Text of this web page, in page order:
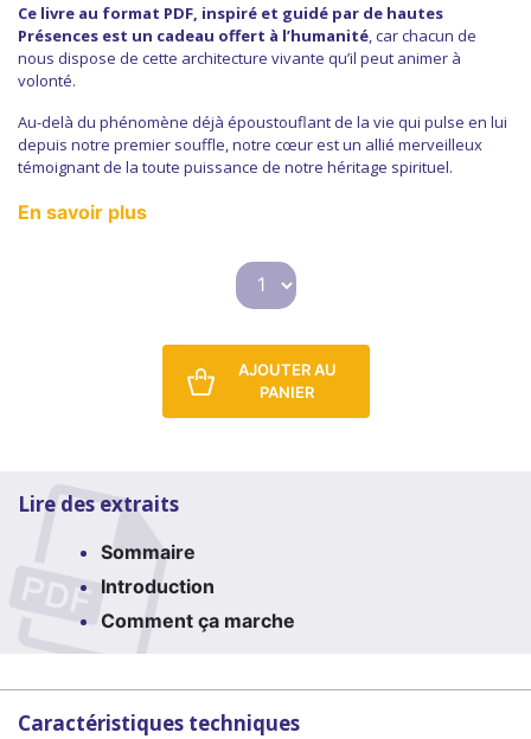
Ce livre au format PDF, inspiré et guidé par de hautes
Présences est un cadeau offert à l’humanité, car chacun de
nous dispose de cette architecture vivante qu’il peut animer à
volonté.
Au-delà du phénomène déjà époustouflant de la vie qui pulse en lui
depuis notre premier souffle, notre cœur est un allié merveilleux
témoignant de la toute puissance de notre héritage spirituel.
En savoir plus
AJOUTER AU
PANIER
Lire des extraits
Sommaire
Introduction
Comment ça marche
Caractéristiques techniques